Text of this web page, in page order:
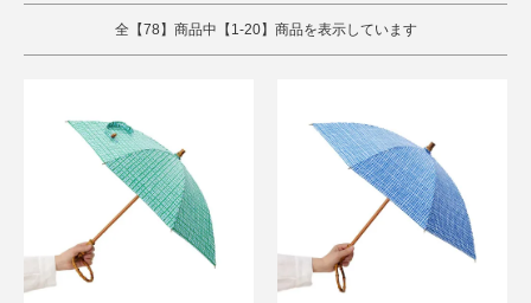
全【78】商品中【1-20】商品を表示しています